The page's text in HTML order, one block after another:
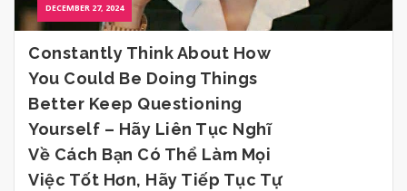
DECEMBER 27, 2024
Constantly Think About How
You Could Be Doing Things
Better Keep Questioning
Yourself – Hãy Liên Tục Nghĩ
Về Cách Bạn Có Thể Làm Mọi
Việc Tốt Hơn, Hãy Tiếp Tục Tự